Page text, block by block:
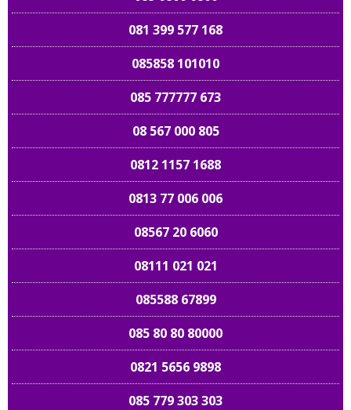
081 399 577 168
085858 101010
085 777777 673
08 567 000 805
0812 1157 1688
0813 77 006 006
08567 20 6060
08111 021 021
085588 67899
085 80 80 80000
0821 5656 9898
085 779 303 303